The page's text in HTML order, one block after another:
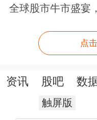
上市公司大部
事的产生来自
被大股东控制
建议成立中国
全球股市牛市盛宴
点
资讯 股吧 数
触屏版